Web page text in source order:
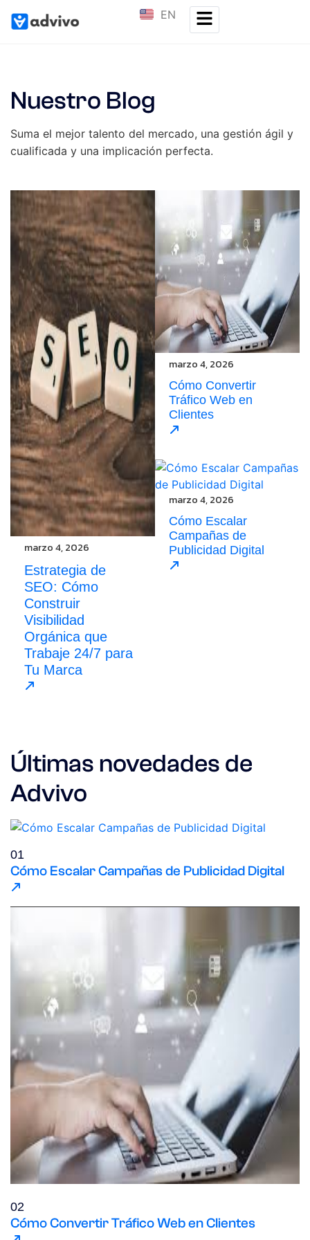
EN
Nuestro Blog
Suma el mejor talento del mercado, una gestión ágil y
cualificada y una implicación perfecta.
marzo 4, 2026
Estrategia de
SEO: Cómo
Construir
Visibilidad
Orgánica que
Trabaje 24/7 para
Tu Marca
marzo 4, 2026
Cómo Convertir
Tráfico Web en
Clientes
marzo 4, 2026
Cómo Escalar
Campañas de
Publicidad Digital
Últimas novedades de
Advivo
01
Cómo Escalar Campañas de Publicidad Digital
02
Cómo Convertir Tráfico Web en Clientes